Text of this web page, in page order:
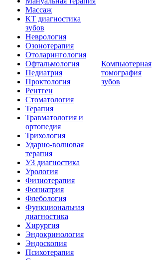
Массаж
КТ диагностика
зубов
Неврология
Озонотерапия
Отоларингология
Офтальмология
Педиатрия
Проктология
Рентген
Стоматология
Терапия
Травматология и
ортопедия
Трихология
Ударно-волновая
терапия
УЗ диагностика
Урология
Физиотерапия
Фониатрия
Флебология
Функциональная
диагностика
Хирургия
Эндокринология
Эндоскопия
Психотерапия
Компьютерная
томография
зубов